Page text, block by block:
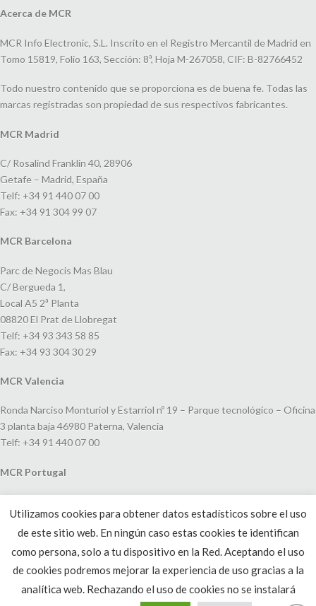
Acerca de MCR
MCR Info Electronic, S.L. Inscrito en el Registro Mercantil de Madrid en
Tomo 15819, Folio 163, Sección: 8ª, Hoja M-267058, CIF: B-82766452
Todo nuestro contenido que se proporciona es de buena fe. Todas las
marcas registradas son propiedad de sus respectivos fabricantes.
MCR Madrid
C/ Rosalind Franklin 40, 28906
Getafe – Madrid, España
Telf: +34 91 440 07 00
Fax: +34 91 304 99 07
MCR Barcelona
Parc de Negocis Mas Blau
C/ Bergueda 1,
Local A5 2ª Planta
08820 El Prat de Llobregat
Telf: +34 93 343 58 85
Fax: +34 93 304 30 29
MCR Valencia
Ronda Narciso Monturiol y Estarriol nº 19 – Parque tecnológico – Oficina
3 planta baja 46980 Paterna, Valencia
Telf: +34 91 440 07 00
MCR Portugal
João V, 24
1250-091 Lisboa, Portugal
Telf: +351 220 993 033
Utilizamos cookies para obtener datos estadísticos sobre el uso
de este sitio web. En ningún caso estas cookies te identifican
como persona, solo a tu dispositivo en la Red. Aceptando el uso
de cookies podremos mejorar la experiencia de uso gracias a la
analítica web. Rechazando el uso de cookies no se instalará